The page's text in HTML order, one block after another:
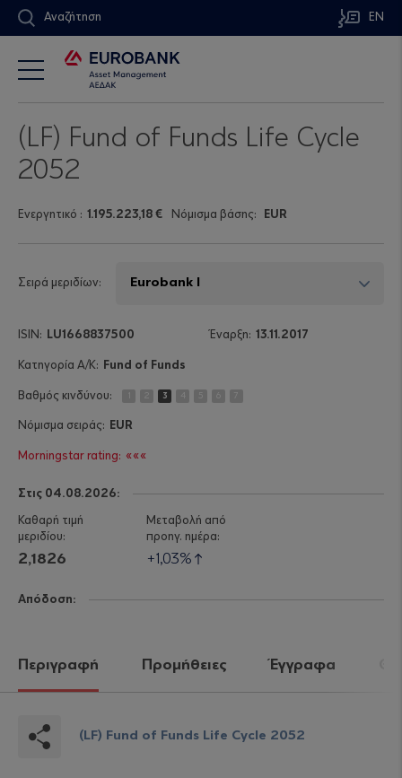
Αναζήτηση EN
(LF) Fund of Funds Life Cycle
2052
Νόμισμα βάσης: EUR
Ενεργητικό : 1.195.223,18 €
Σειρά μεριδίων:
LU1668837500
Fund of Funds
3 7
EUR
13.11.2017
«««
Στις 04.08.2026:
2,1826 1,03%
Απόδοση:
Περιγραφή Προμήθειες Έγγραφα
(LF) Fund of Funds Life Cycle 2052